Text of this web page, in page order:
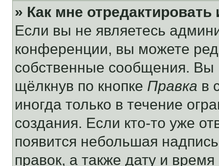
» Как мне
Если вы не являетесь
конференции, вы можете
собственные сообщения. Вы
щёлкнув по кнопке Правка в
иногда только в течение
создания. Если кто-то уже
появится небольшая
правок, а также дату и